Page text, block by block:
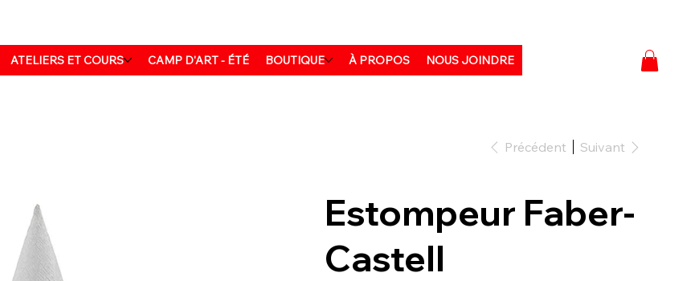
ATELIERS ET COURS CAMP D'ART - ÉTÉ BOUTIQUE À PROPOS NOUS JOINDRE
Précédent Suivant
Estompeur Faber-
Castell